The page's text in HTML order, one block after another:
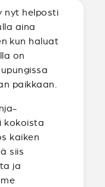
nyt helposti
aina
kun haluat
on
paikkaan.
kokoista
kaiken
siis
ja